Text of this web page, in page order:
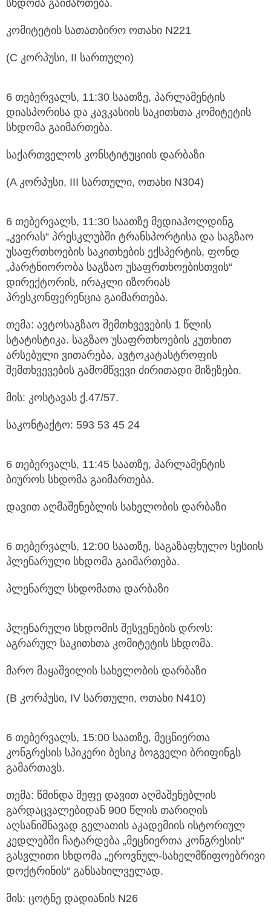
სხდომა გაიმართება.
კომიტეტის სათათბირო ოთახი N221
(C კორპუსი, II სართული)
6 თებერვალს, 11:30 საათზე, პარლამენტის
დიასპორისა და კავკასიის საკითხთა კომიტეტის
სხდომა გაიმართება.
საქართველოს კონსტიტუციის დარბაზი
(A კორპუსი, III სართული, ოთახი N304)
6 თებერვალს, 11:30 საათზე მედიაჰოლდინგ
„კვირას“ პრესკლუბში ტრანსპორტისა და საგზაო
უსაფრთხოების საკითხების ექსპერტის, ფონდ
„პარტნიორობა საგზაო უსაფრთხოებისთვის“
დირექტორის, ირაკლი იზორიას
პრესკონფერენცია გაიმართება.
თემა: ავტოსაგზაო შემთხვევების 1 წლის
სტატისტიკა. საგზაო უსაფრთხოების კუთხით
არსებული ვითარება, ავტოკატასტროფის
შემთხვევების გამომწვევი ძირითადი მიზეზები.
მის: კოსტავას ქ.47/57.
საკონტაქტო: 593 53 45 24
6 თებერვალს, 11:45 საათზე, პარლამენტის
ბიუროს სხდომა გაიმართება.
დავით აღმაშენებლის სახელობის დარბაზი
6 თებერვალს, 12:00 საათზე, საგაზაფხულო სესიის
პლენარული სხდომა გაიმართება.
პლენარულ სხდომათა დარბაზი
პლენარული სხდომის შესვენების დროს:
აგრარულ საკითხთა კომიტეტის სხდომა.
მარო მაყაშვილის სახელობის დარბაზი
(B კორპუსი, IV სართული, ოთახი N410)
6 თებერვალს, 15:00 საათზე, მეცნიერთა
კონგრესის სპიკერი ბესიკ ბოგველი ბრიფინგს
გამართავს.
თემა: წმინდა მეფე დავით აღმაშენებლის
გარდაცვალებიდან 900 წლის თარიღის
აღსანიშნავად გელათის აკადემიის ისტორიულ
კედლებში ჩატარდება „მეცნიერთა კონგრესის“
გასვლითი სხდომა „ეროვნულ-სახელმწიფოებრივი
დოქტრინის“ განსახილველად.
მის: ცოტნე დადიანის N26